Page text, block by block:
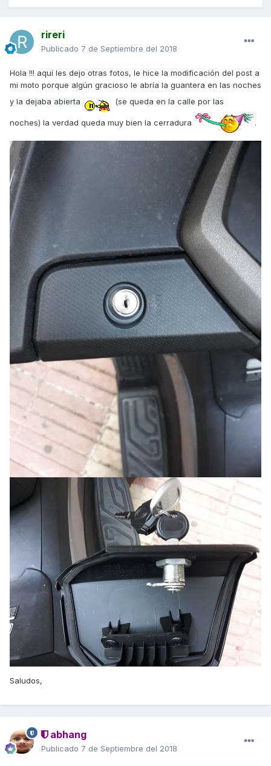
rireri
Publicado 7 de Septiembre del 2018
Hola !!! aquí les dejo otras fotos, le hice la modificación del post a
mi moto porque algún gracioso le abría la guantera en las noches
y la dejaba abierta
(se queda en la calle por las
noches) la verdad queda muy bien la cerradura .
Saludos,
abhang
Publicado 7 de Septiembre del 2018